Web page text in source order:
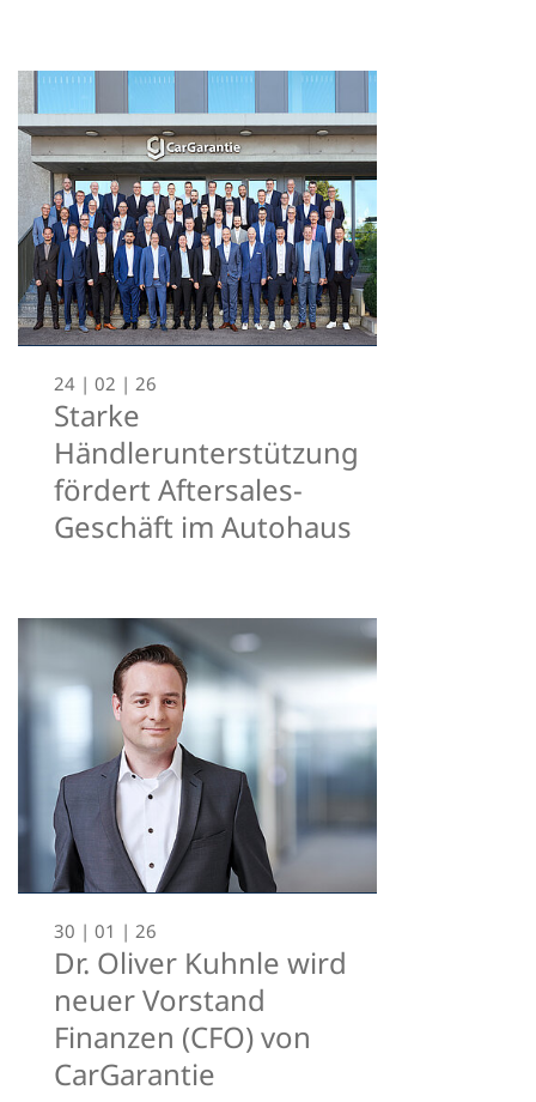
24 | 02 | 26
Starke
Händlerunterstützung
fördert Aftersales-
Geschäft im Autohaus
30 | 01 | 26
Dr. Oliver Kuhnle wird
neuer Vorstand
Finanzen (CFO) von
CarGarantie